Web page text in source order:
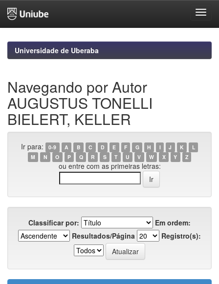
navigationUniversidade de Uberaba
Navegando por Autor
AUGUSTUS TONELLI
BIELERT, KELLER
Ir para: 0-9 A B C D E F G H I J K
L
M
N O P Q R S T U V W X Y Z
ou entre com as primeiras letras:
Classificar por:
Em ordem:
Resultados/Página
Registro(s):